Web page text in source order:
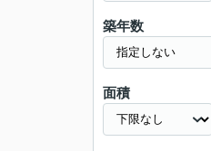
築年数
面積